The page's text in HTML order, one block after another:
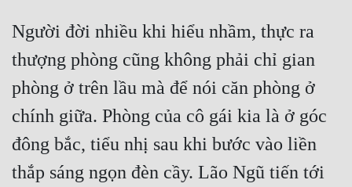
Người đời nhiều khi hiểu nhầm, thực ra
thượng phòng cũng không phải chỉ gian
phòng ở trên lầu mà để nói căn phòng ở
chính giữa. Phòng của cô gái kia là ở góc
đông bắc, tiểu nhị sau khi bước vào liền
thắp sáng ngọn đèn cầy. Lão Ngũ tiến tới